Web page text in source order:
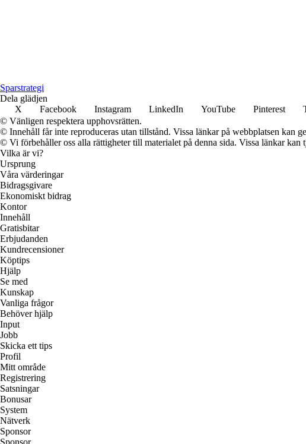
Sparstrategi
Dela glädjen
X
Facebook Instagram LinkedIn YouTube Pinterest
© Vänligen respektera upphovsrätten.
© Innehåll får inte reproduceras utan tillstånd. Vissa länkar på webbplatsen kan
© Vi förbehåller oss alla rättigheter till materialet på denna sida. Vissa länkar
Vilka är vi?
Ursprung
Våra värderingar
Bidragsgivare
Ekonomiskt bidrag
Kontor
Innehåll
Gratisbitar
Erbjudanden
Kundrecensioner
Köptips
Hjälp
Se med
Kunskap
Vanliga frågor
Behöver hjälp
Input
Jobb
Skicka ett tips
Profil
Mitt område
Registrering
Satsningar
Bonusar
System
Nätverk
Sponsor
Sponsor